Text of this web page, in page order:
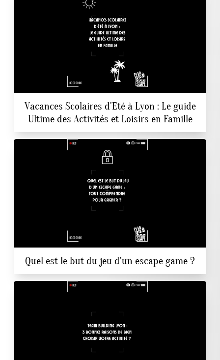
Vacances Scolaires d'Eté à Lyon : Le guide
Ultime des Activités et Loisirs en Famille
Quel est le but du jeu d'un escape game ?